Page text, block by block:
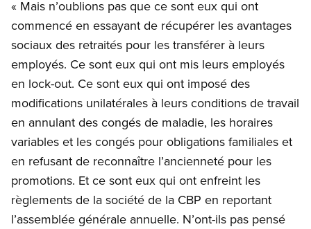
« Mais n’oublions pas que ce sont eux qui ont
commencé en essayant de récupérer les avantages
sociaux des retraités pour les transférer à leurs
employés. Ce sont eux qui ont mis leurs employés
en lock-out. Ce sont eux qui ont imposé des
modifications unilatérales à leurs conditions de travail
en annulant des congés de maladie, les horaires
variables et les congés pour obligations familiales et
en refusant de reconnaître l’ancienneté pour les
promotions. Et ce sont eux qui ont enfreint les
règlements de la société de la CBP en reportant
l’assemblée générale annuelle. N’ont-ils pas pensé